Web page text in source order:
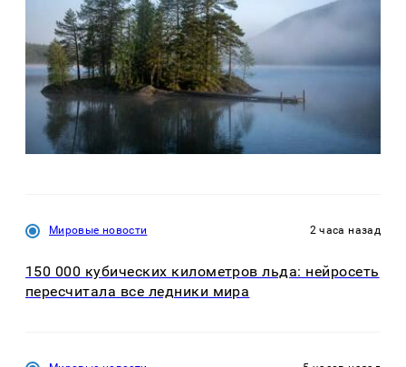
Мировые новости 2 часа назад
150 000 кубических километров льда: нейросеть
пересчитала все ледники мира